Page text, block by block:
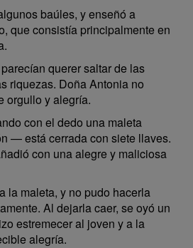
baúles, y enseñó a
que consistía principalmente en
querer saltar de las
riquezas. Doña Antonia no
orgullo y alegría.
con el dedo una maleta
— está cerrada con siete llaves.
con una alegre y maliciosa
la maleta, y no pudo hacerla
Al dejarla caer, se oyó un
estremecer al joven y a la
alegría.